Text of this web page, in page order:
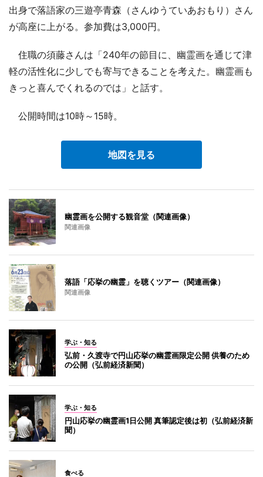
出身で落語家の三遊亭青森（さんゆうていあおもり）さん
が高座に上がる。参加費は3,000円。
住職の須藤さんは「240年の節目に、幽霊画を通じて津
軽の活性化に少しでも寄与できることを考えた。幽霊画も
きっと喜んでくれるのでは」と話す。
公開時間は10時～15時。
地図を見る
幽霊画を公開する観音堂（関連画像）
関連画像
落語「応挙の幽霊」を聴くツアー（関連画像）
関連画像
学ぶ・知る
弘前・久渡寺で円山応挙の幽霊画限定公開 供養のため
の公開（弘前経済新聞）
学ぶ・知る
円山応挙の幽霊画1日公開 真筆認定後は初（弘前経済新
聞）
食べる